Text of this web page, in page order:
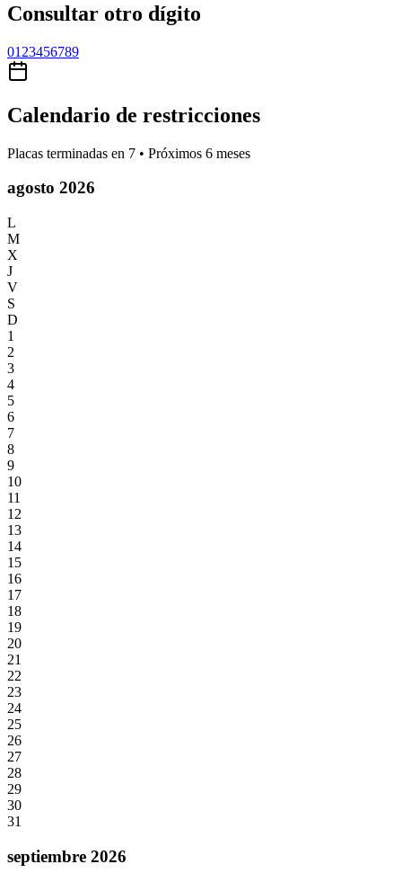
Consultar otro dígito
01 23456789
Calendario de restricciones
Placas terminadas en 7 • Próximos 6 meses
agosto 2026
L
M
X
J
V
S
D
1
2
3
4
5
6
7
8
9
10
11
12
13
14
15
16
17
18
19
20
21
22
23
24
25
26
27
28
29
30
31
septiembre 2026